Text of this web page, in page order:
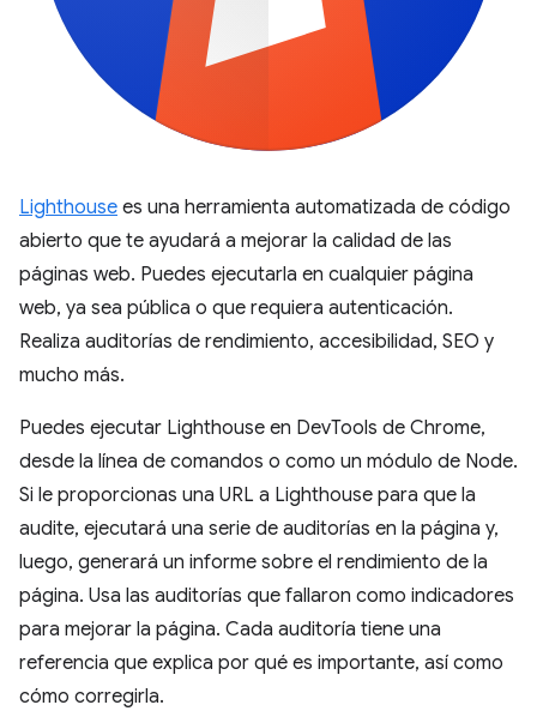
Lighthouse es una herramienta automatizada de código
abierto que te ayudará a mejorar la calidad de las
páginas web. Puedes ejecutarla en cualquier página
web, ya sea pública o que requiera autenticación.
Realiza auditorías de rendimiento, accesibilidad, SEO y
mucho más.
Puedes ejecutar Lighthouse en DevTools de Chrome,
desde la línea de comandos o como un módulo de Node.
Si le proporcionas una URL a Lighthouse para que la
audite, ejecutará una serie de auditorías en la página y,
luego, generará un informe sobre el rendimiento de la
página. Usa las auditorías que fallaron como indicadores
para mejorar la página. Cada auditoría tiene una
referencia que explica por qué es importante, así como
cómo corregirla.